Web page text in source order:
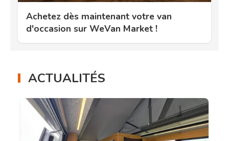
Achetez dès maintenant votre van
d'occasion sur WeVan Market !
ACTUALITÉS